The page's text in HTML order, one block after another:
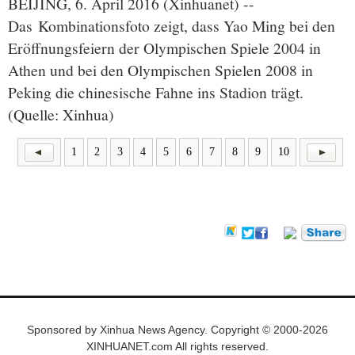
Das Kombinationsfoto zeigt, dass Yao Ming bei den
Eröffnungsfeiern der Olympischen Spiele 2004 in
Athen und bei den Olympischen Spielen 2008 in
Peking die chinesische Fahne ins Stadion trägt.
(Quelle: Xinhua)
1 2 3 4 5 6 7 8 9 10
Sponsored by Xinhua News Agency. Copyright © 2000-2026
XINHUANET.com All rights reserved.